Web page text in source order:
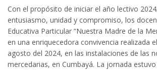
Con el propósito de iniciar el año lectivo
entusiasmo, unidad y compromiso, los
Educativa Particular “Nuestra Madre de la
en una enriquecedora convivencia realizada
agosto del 2024, en las instalaciones de las
mercedarias, en Cumbayá. La jornada